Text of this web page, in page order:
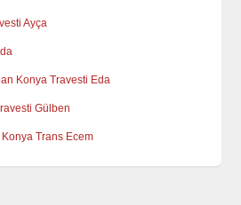
Ayça
Konya Travesti Eda
Gülben
Trans Ecem